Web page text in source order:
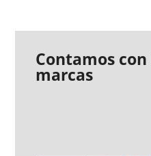
Contamos
marcas